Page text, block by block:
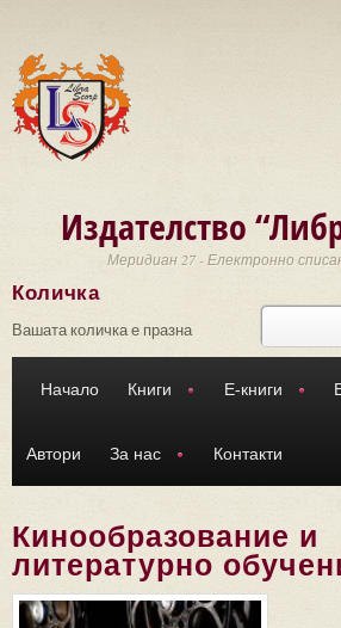
Издателство
Меридиан 27 - Електронно
Търси
Количка
Вашата количка е празна
Начало Книги Е-книги
Автори За нас Контакти
Кинообразование и
литературно